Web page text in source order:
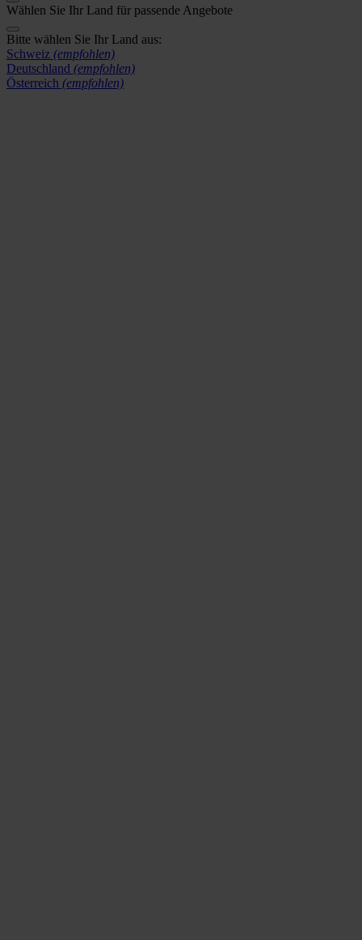
Wählen Sie Ihr Land für passende Angebote
Bitte wählen Sie Ihr Land aus:
Schweiz (empfohlen)
Deutschland (empfohlen)
Österreich (empfohlen)